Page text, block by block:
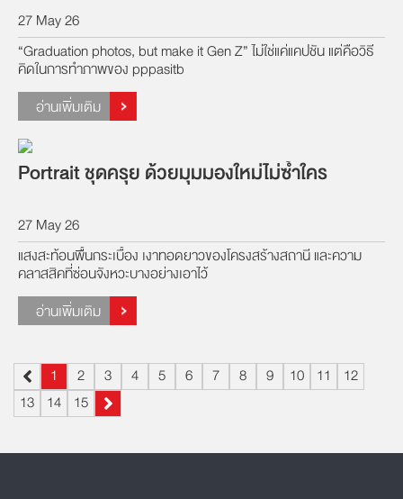
27 May 26
“Graduation photos, but make it Gen Z” ไม่ใช่แค่แคปชัน แต่คือวิธี
คิดในการทำภาพของ pppasitb
อ่านเพิ่มเติม
Portrait ชุดครุย ด้วยมุมมองใหม่ไม่ซ้ำใคร
27 May 26
แสงสะท้อนพื้นกระเบื้อง เงาทอดยาวของโครงสร้างสถานี และความ
คลาสสิคที่ซ่อนจังหวะบางอย่างเอาไว้
อ่านเพิ่มเติม
1 2 3 4 5 6 7 8 9 10 11
12
13 14 15